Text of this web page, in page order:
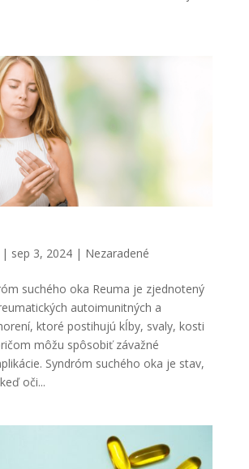
| sep 3, 2024| Nezaradené
suchého oka Reuma je zjednotený
autoimunitných a
ktoré postihujú kĺby, svaly, kosti
môžu spôsobiť závažné
Syndróm suchého oka je stav,
oči...